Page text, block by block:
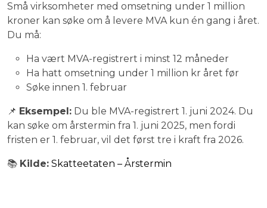
Små virksomheter med omsetning under 1 million
kroner kan søke om å levere MVA kun én gang i året.
Du må:
Ha vært MVA-registrert i minst 12 måneder
Ha hatt omsetning under 1 million kr året før
Søke innen 1. februar
📌 Eksempel: Du ble MVA-registrert 1. juni 2024. Du
kan søke om årstermin fra 1. juni 2025, men fordi
fristen er 1. februar, vil det først tre i kraft fra 2026.
📚 Kilde: Skatteetaten – Årstermin